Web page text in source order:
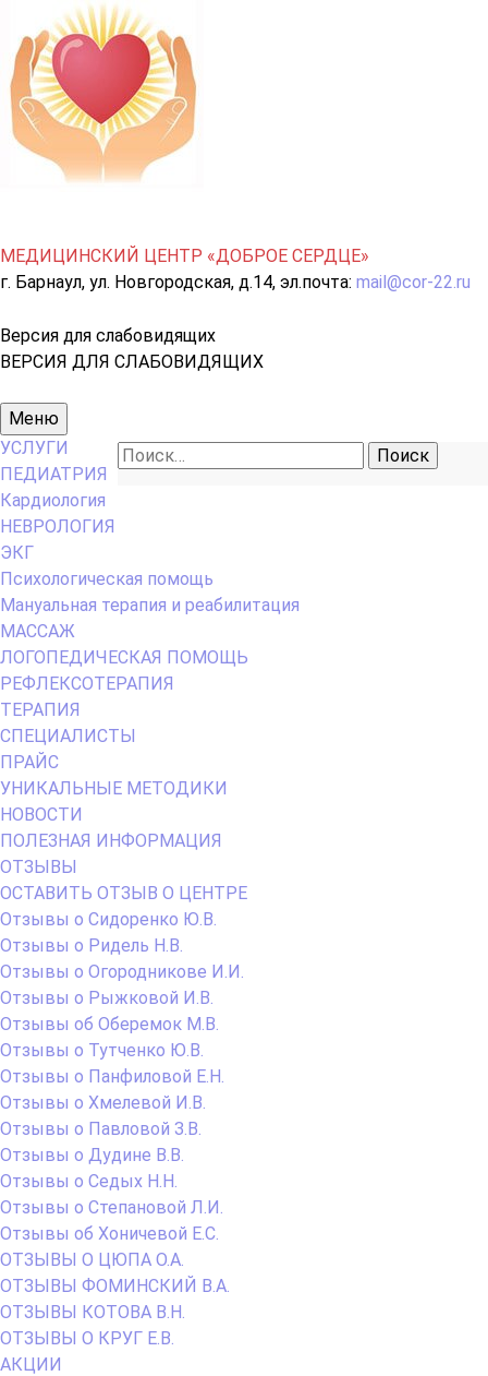
МЕДИЦИНСКИЙ ЦЕНТР «ДОБРОЕ СЕРДЦЕ»
г. Барнаул, ул. Новгородская, д.14, эл.почта: mail@cor-22.ru
Версия для слабовидящих
ВЕРСИЯ ДЛЯ СЛАБОВИДЯЩИХ
Основное
меню
Меню
Найти:
УСЛУГИ
ПЕДИАТРИЯ
Кардиология
НЕВРОЛОГИЯ
ЭКГ
Психологическая помощь
Мануальная терапия и реабилитация
МАССАЖ
ЛОГОПЕДИЧЕСКАЯ ПОМОЩЬ
РЕФЛЕКСОТЕРАПИЯ
ТЕРАПИЯ
СПЕЦИАЛИСТЫ
ПРАЙС
УНИКАЛЬНЫЕ МЕТОДИКИ
НОВОСТИ
ПОЛЕЗНАЯ ИНФОРМАЦИЯ
ОТЗЫВЫ
ОСТАВИТЬ ОТЗЫВ О ЦЕНТРЕ
Отзывы о Сидоренко Ю.В.
Отзывы о Ридель Н.В.
Отзывы о Огородникове И.И.
Отзывы о Рыжковой И.В.
Отзывы об Оберемок М.В.
Отзывы о Тутченко Ю.В.
Отзывы о Панфиловой Е.Н.
Отзывы о Хмелевой И.В.
Отзывы о Павловой З.В.
Отзывы о Дудине В.В.
Отзывы о Седых Н.Н.
Отзывы о Степановой Л.И.
Отзывы об Хоничевой Е.С.
ОТЗЫВЫ О ЦЮПА О.А.
ОТЗЫВЫ ФОМИНСКИЙ В.А.
ОТЗЫВЫ КОТОВА В.Н.
ОТЗЫВЫ О КРУГ Е.В.
АКЦИИ